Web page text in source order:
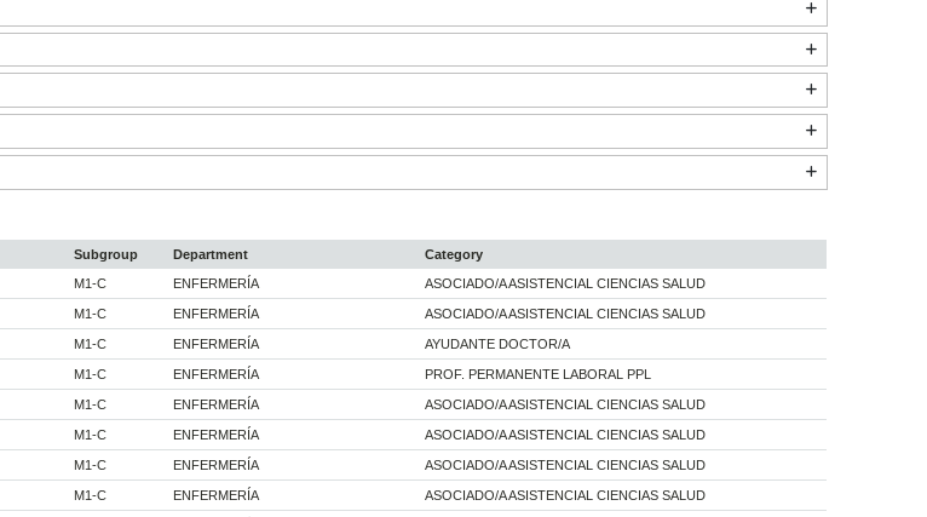
Subgroup Department
Category
M1-C ENFERMERÍA ASOCIADO/A ASISTENCIAL CIENCIAS SALUD
M1-C ENFERMERÍA ASOCIADO/A ASISTENCIAL CIENCIAS SALUD
M1-C ENFERMERÍA AYUDANTE DOCTOR/A
M1-C ENFERMERÍA PROF. PERMANENTE LABORAL PPL
M1-C ENFERMERÍA ASOCIADO/A ASISTENCIAL CIENCIAS SALUD
M1-C ENFERMERÍA ASOCIADO/A ASISTENCIAL CIENCIAS SALUD
M1-C ENFERMERÍA ASOCIADO/A ASISTENCIAL CIENCIAS SALUD
M1-C ENFERMERÍA ASOCIADO/A ASISTENCIAL CIENCIAS SALUD